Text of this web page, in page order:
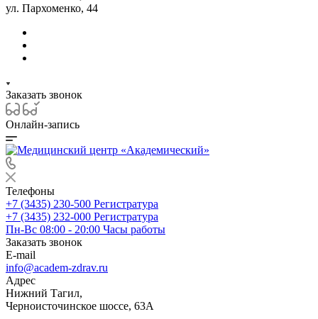
ул. Пархоменко, 44
Заказать звонок
Онлайн-запись
Телефоны
+7 (3435) 230-500 Регистратура
+7 (3435) 232-000 Регистратура
Пн-Вс 08:00 - 20:00 Часы работы
Заказать звонок
E-mail
info@academ-zdrav.ru
Адрес
Нижний Тагил,
Черноисточинское шоссе, 63А